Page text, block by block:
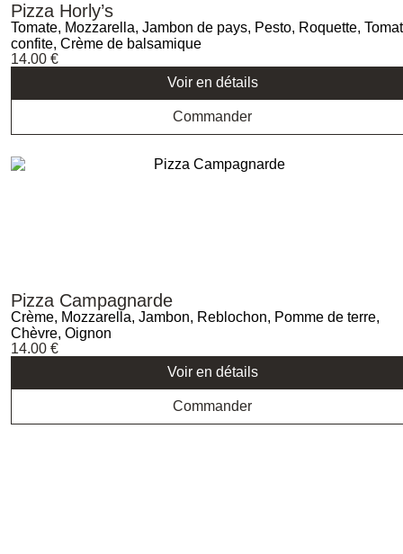
Pizza Horly’s
Tomate, Mozzarella, Jambon de pays, Pesto, Roquette,
confite, Crème de balsamique
14.00 €
Voir en détails
Commander
Pizza Campagnarde
Crème, Mozzarella, Jambon, Reblochon, Pomme de terre,
Chèvre, Oignon
14.00 €
Voir en détails
Commander